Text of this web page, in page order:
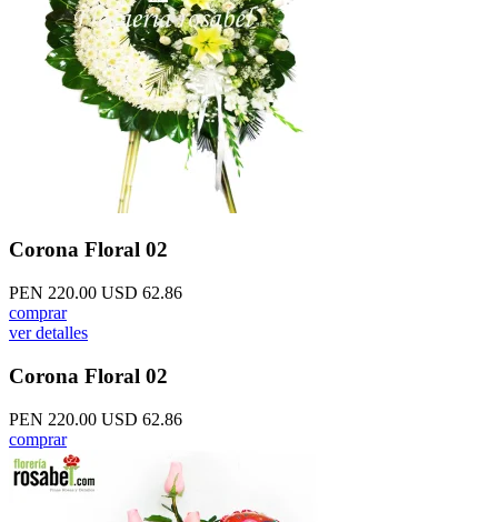
Corona Floral 02
PEN 220.00 USD 62.86
comprar
ver detalles
Corona Floral 02
PEN 220.00 USD 62.86
comprar